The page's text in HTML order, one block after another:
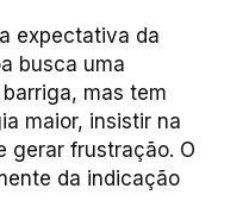
expectativa da
busca uma
mas tem
maior, insistir na
gerar frustração. O
da indicação